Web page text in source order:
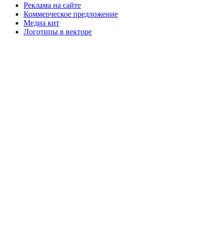
Реклама на сайте
Коммерческое предложение
Медиа кит
Логотипы в векторе